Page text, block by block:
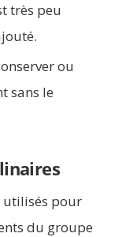
très peu
ou
sans le
utilisés pour
du groupe